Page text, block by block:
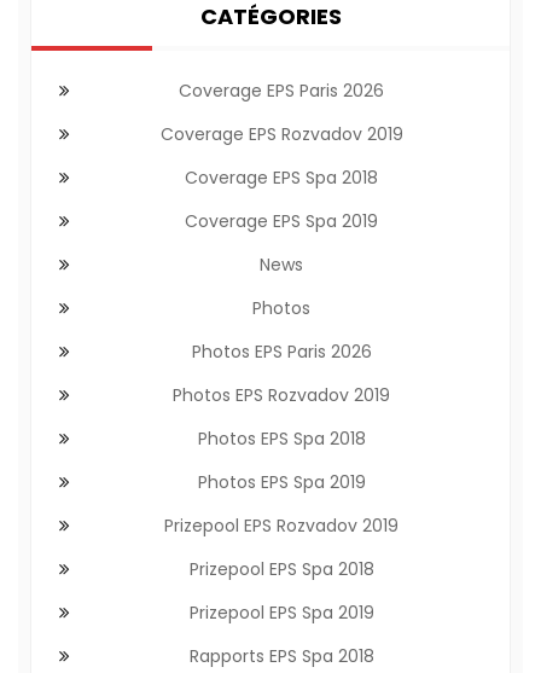
CATÉGORIES
Coverage EPS Paris 2026
Coverage EPS Rozvadov 2019
Coverage EPS Spa 2018
Coverage EPS Spa 2019
News
Photos
Photos EPS Paris 2026
Photos EPS Rozvadov 2019
Photos EPS Spa 2018
Photos EPS Spa 2019
Prizepool EPS Rozvadov 2019
Prizepool EPS Spa 2018
Prizepool EPS Spa 2019
Rapports EPS Spa 2018